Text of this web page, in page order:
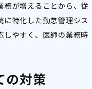
務が増えることから、従
特化した勤怠管理シス
しやすく、医師の業務時
の対策